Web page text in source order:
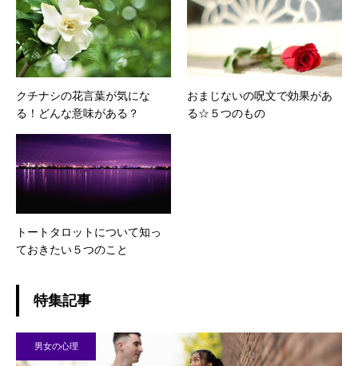
クチナシの花言葉が気にな
る！どんな意味がある？
おまじないの呪文で効果があ
る☆５つのもの
トートタロットについて知っ
ておきたい５つのこと
特集記事
男女の心理